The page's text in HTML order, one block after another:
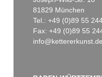
Auktion 523 - Lot 361
81829 München
Tel.: +49 (0)89 55
Fax: +49 (0)89 55
info@kettererkunst.de